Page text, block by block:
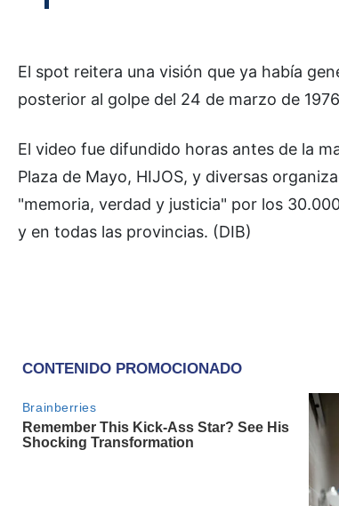
El spot reitera una visión que ya había
posterior al golpe del 24 de marzo de
El video fue difundido horas antes de la
Plaza de Mayo, HIJOS, y diversas
"memoria, verdad y justicia" por los
y en todas las provincias. (DIB)